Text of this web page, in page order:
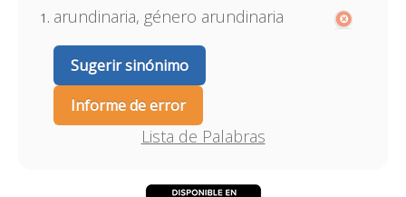
arundinaria, género arundinaria
Sugerir sinónimo
Informe de error
Lista de Palabras